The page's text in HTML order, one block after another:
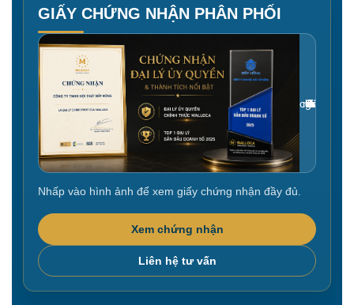
GIẤY CHỨNG NHẬN PHÂN PHỐI
Gắn link ảnh giấy chứng nhận tại đây
Nhấp vào hình ảnh để xem giấy chứng nhận đầy đủ.
Xem chứng nhận
Liên hệ tư vấn